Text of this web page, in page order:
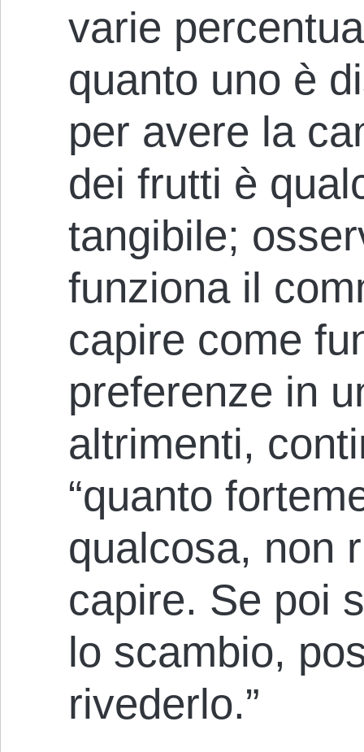
varie
quanto uno è
per avere la
dei frutti è
tangibile;
funziona il
capire come
preferenze in
altrimenti,
“quanto
qualcosa, non
capire. Se poi
lo scambio,
rivederlo.”